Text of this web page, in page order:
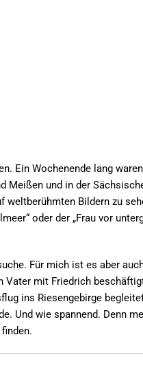
Ein Wochenende lang
Meißen und in der
weltberühmten Bildern zu
oder der „Frau vor
Für mich ist es aber
Vater mit Friedrich
ins Riesengebirge
Und wie spannend. Denn